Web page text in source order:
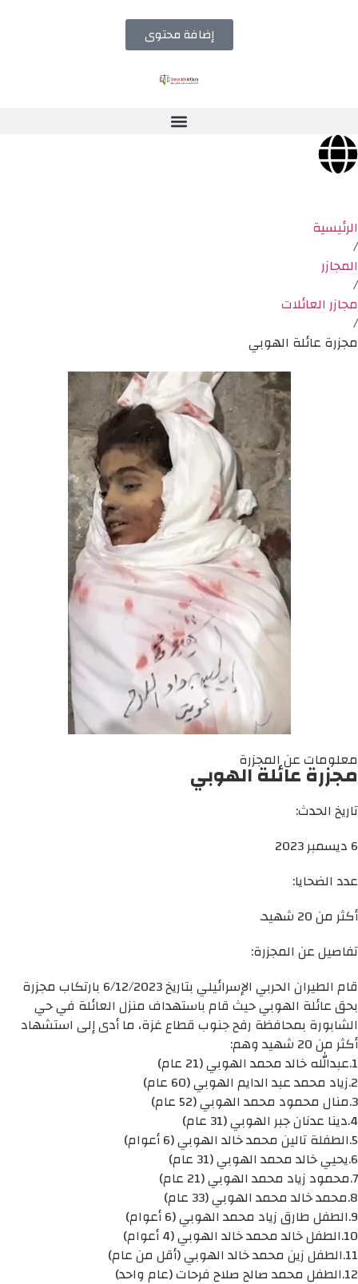
إضافة محتوى
الرئيسية
/
المجازر
/
مجازر العائلات
/
مجزرة عائلة الهوبي
معلومات عن المجزرة
مجزرة عائلة الهوبي
تاريخ الحدث:
6 ديسمبر 2023
عدد الضحايا:
أكثر من 20 شهيد.
تفاصيل عن المجزرة:
قام الطيران الحربي الإسرائيلي بتاريخ 6/12/2023 بارتكاب مجزرة
بحق عائلة الهوبي حيث قام باستهداف منزل العائلة في حي
الشابورة بمحافظة رفح جنوب قطاع غزة، ما أدى إلى استشهاد
أكثر من 20 شهيد وهم:
1.عبدالله خالد محمد الهوبي (21 عام)
2.زياد محمد عبد الدايم الهوبي (60 عام)
3.منال محمود محمد الهوبي (52 عام)
4.دينا عدنان جبر الهوبي (31 عام)
5.الطفلة تالين محمد خالد الهوبي (6 أعوام)
6.يحيي خالد محمد الهوبي (31 عام)
7.محمود زياد محمد الهوبي (21 عام)
8.محمد خالد محمد الهوبي (33 عام)
9.الطفل طارق زياد محمد الهوبي (6 أعوام)
10.الطفل خالد محمد خالد الهوبي (4 أعوام)
11.الطفل زين محمد خالد الهوبي (أقل من عام)
12.الطفل محمد صالح صلاح فرحات (عام واحد)